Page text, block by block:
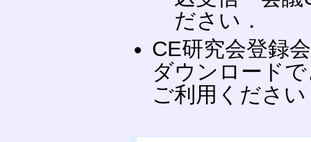
ださい．
CE研究会登録
ダウンロード
ご利用ください